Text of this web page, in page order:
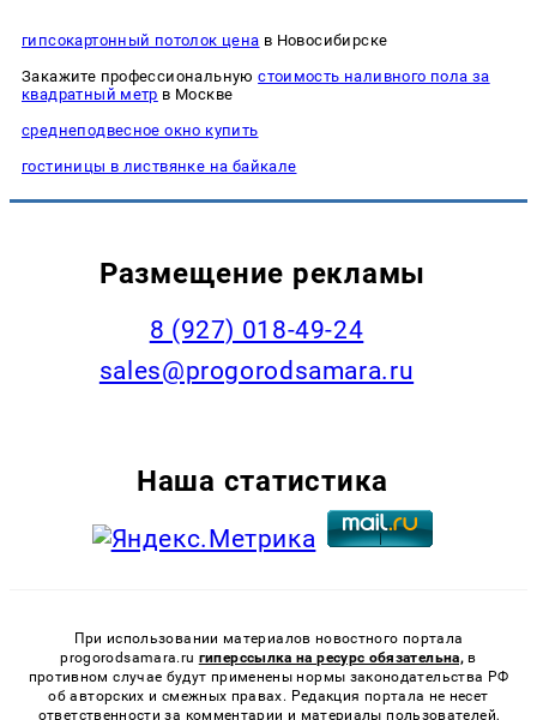
гипсокартонный потолок цена в Новосибирске
Закажите профессиональнуюстоимость наливного пола за
квадратный метр в Москве
среднеподвесное окно купить
гостиницы в листвянке на байкале
Размещение рекламы
8 (927) 018-49-24
sales@progorodsamara.ru
Наша статистика
При использовании материалов новостного портала
progorodsamara.ru гиперссылка на ресурс обязательна, в
противном случае будут применены нормы законодательства РФ
об авторских и смежных правах. Редакция портала не несет
ответственности за комментарии и материалы пользователей,